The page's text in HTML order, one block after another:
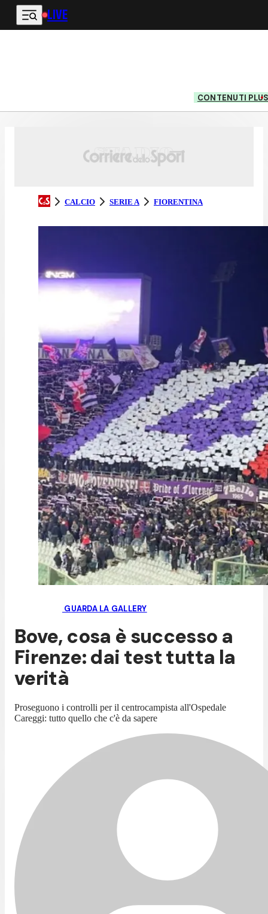
Vai al contenuto principale
LIVE
CONTENUTI
CALCIO SERIE A FIORENTINA
GUARDA LA GALLERY
Bove, cosa è successo a
Firenze: dai test tutta la
verità
Proseguono i controlli per il centrocampista all'Ospedale
Careggi: tutto quello che c'è da sapere